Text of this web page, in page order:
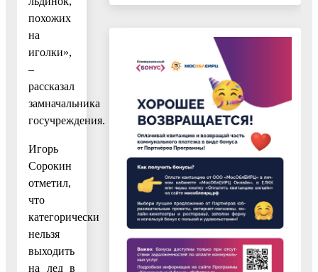
похожих
на
иголки»,
–
рассказал
замначальника
госучреждения.
Игорь
Сорокин
отметил,
что
категорически
нельзя
выходить
на лед в